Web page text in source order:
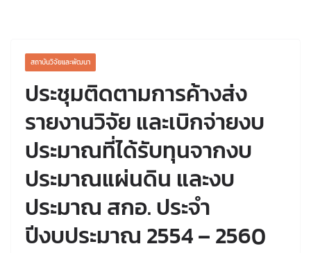
สถาบันวิจัยและพัฒนา
ประชุมติดตามการค้างส่ง
รายงานวิจัย และเบิกจ่ายงบ
ประมาณที่ได้รับทุนจากงบ
ประมาณแผ่นดิน และงบ
ประมาณ สกอ. ประจำ
ปีงบประมาณ 2554 – 2560